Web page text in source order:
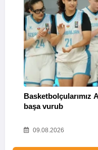
Basketbolçularımız
başa vurub
09.08.2026